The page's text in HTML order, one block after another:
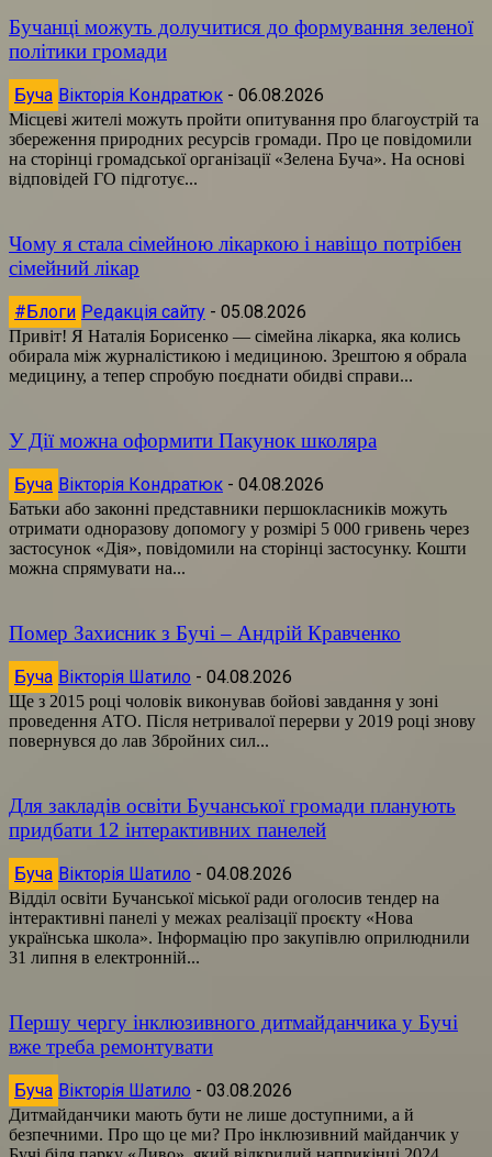
Бучанці можуть долучитися до формування зеленої
політики громади
Буча Вікторія Кондратюк - 06.08.2026
Місцеві жителі можуть пройти опитування про благоустрій та
збереження природних ресурсів громади. Про це повідомили
на сторінці громадської організації «Зелена Буча». На основі
відповідей ГО підготує...
Чому я стала сімейною лікаркою і навіщо потрібен
сімейний лікар
#Блоги Редакція сайту - 05.08.2026
Привіт! Я Наталія Борисенко — сімейна лікарка, яка колись
обирала між журналістикою і медициною. Зрештою я обрала
медицину, а тепер спробую поєднати обидві справи...
У Дії можна оформити Пакунок школяра
Буча Вікторія Кондратюк - 04.08.2026
Батьки або законні представники першокласників можуть
отримати одноразову допомогу у розмірі 5 000 гривень через
застосунок «Дія», повідомили на сторінці застосунку. Кошти
можна спрямувати на...
Помер Захисник з Бучі – Андрій Кравченко
Буча Вікторія Шатило - 04.08.2026
Ще з 2015 році чоловік виконував бойові завдання у зоні
проведення АТО. Після нетривалої перерви у 2019 році знову
повернувся до лав Збройних сил...
Для закладів освіти Бучанської громади планують
придбати 12 інтерактивних панелей
Буча Вікторія Шатило - 04.08.2026
Відділ освіти Бучанської міської ради оголосив тендер на
інтерактивні панелі у межах реалізації проєкту «Нова
українська школа». Інформацію про закупівлю оприлюднили
31 липня в електронній...
Першу чергу інклюзивного дитмайданчика у Бучі
вже треба ремонтувати
Буча Вікторія Шатило - 03.08.2026
Дитмайданчики мають бути не лише доступними, а й
безпечними. Про що це ми? Про інклюзивний майданчик у